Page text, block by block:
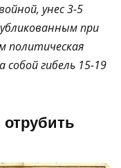
унес 3-5
при
политическая
собой гибель 15-19